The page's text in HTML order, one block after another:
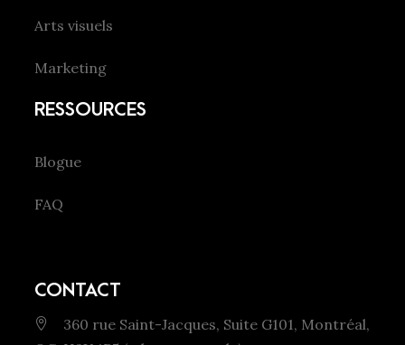
Arts visuels
Marketing
RESSOURCES
Blogue
FAQ
CONTACT
360 rue Saint-Jacques, Suite G101, Montréal,